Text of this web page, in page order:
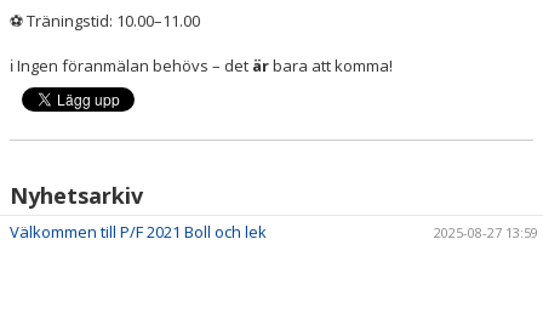
⚽ Träningstid: 10.00–11.00
ℹ ️ Ingen föranmälan behövs – det ärbara att komma!
Nyhetsarkiv
Välkommen till P/F 2021 Boll och lek 2025-08-27 13:59